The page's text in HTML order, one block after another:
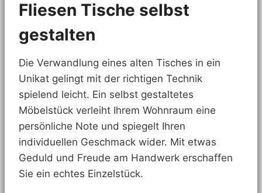
Fliesen Tische selbst
gestalten
Die Verwandlung eines alten Tisches in ein
Unikat gelingt mit der richtigen Technik
spielend leicht. Ein selbst gestaltetes
Möbelstück verleiht Ihrem Wohnraum eine
persönliche Note und spiegelt Ihren
individuellen Geschmack wider. Mit etwas
Geduld und Freude am Handwerk erschaffen
Sie ein echtes Einzelstück.